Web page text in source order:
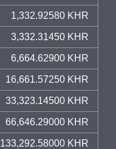
1,332.92580 KHR
3,332.31450 KHR
6,664.62900 KHR
16,661.57250 KHR
33,323.14500 KHR
66,646.29000 KHR
133,292.58000 KHR